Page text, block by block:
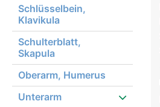
Schlüsselbein,
Klavikula
Schulterblatt,
Skapula
Oberarm, Humerus
Unterarm